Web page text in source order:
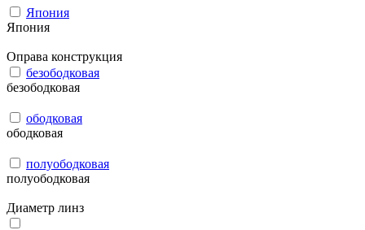
Япония
Япония
Оправа конструкция
безободковая
безободковая
ободковая
ободковая
полуободковая
полуободковая
Диаметр линз